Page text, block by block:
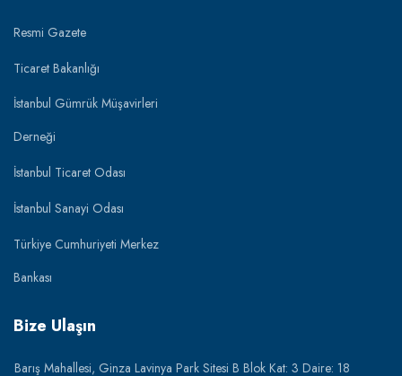
Resmi Gazete
Ticaret Bakanlığı
İstanbul Gümrük Müşavirleri
Derneği
İstanbul Ticaret Odası
İstanbul Sanayi Odası
Türkiye Cumhuriyeti Merkez
Bankası
Bize Ulaşın
Barış Mahallesi, Ginza Lavinya Park Sitesi B Blok Kat: 3 Daire: 18